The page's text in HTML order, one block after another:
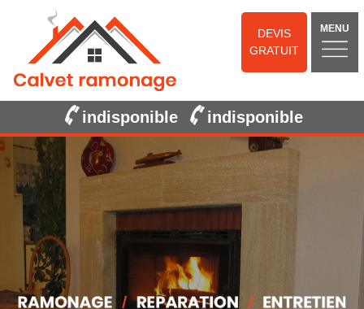
DEVIS
GRATUIT
MENU
indisponible indisponible